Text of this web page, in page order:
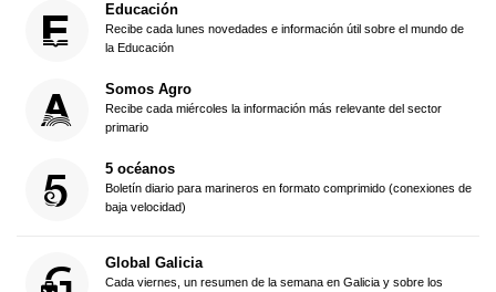
Educación
Recibe cada lunes novedades e información útil sobre el mundo de
la Educación
Somos Agro
Recibe cada miércoles la información más relevante del sector
primario
5 océanos
Boletín diario para marineros en formato comprimido (conexiones de
baja velocidad)
Global Galicia
Cada viernes, un resumen de la semana en Galicia y sobre los